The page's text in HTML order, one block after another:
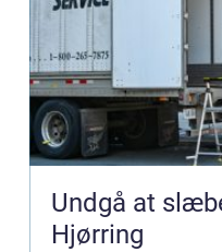
Undgå at
Hjørring